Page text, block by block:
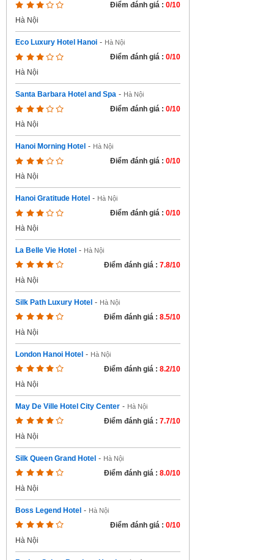
Điểm đánh giá : 0/10
Hà Nội
Eco Luxury Hotel Hanoi - Hà Nội
Điểm đánh giá : 0/10
Hà Nội
Santa Barbara Hotel and Spa - Hà Nội
Điểm đánh giá : 0/10
Hà Nội
Hanoi Morning Hotel - Hà Nội
Điểm đánh giá : 0/10
Hà Nội
Hanoi Gratitude Hotel - Hà Nội
Điểm đánh giá : 0/10
Hà Nội
La Belle Vie Hotel - Hà Nội
Điểm đánh giá : 7.8/10
Hà Nội
Silk Path Luxury Hotel - Hà Nội
Điểm đánh giá : 8.5/10
Hà Nội
London Hanoi Hotel - Hà Nội
Điểm đánh giá : 8.2/10
Hà Nội
May De Ville Hotel City Center - Hà Nội
Điểm đánh giá : 7.7/10
Hà Nội
Silk Queen Grand Hotel - Hà Nội
Điểm đánh giá : 8.0/10
Hà Nội
Boss Legend Hotel - Hà Nội
Điểm đánh giá : 0/10
Hà Nội